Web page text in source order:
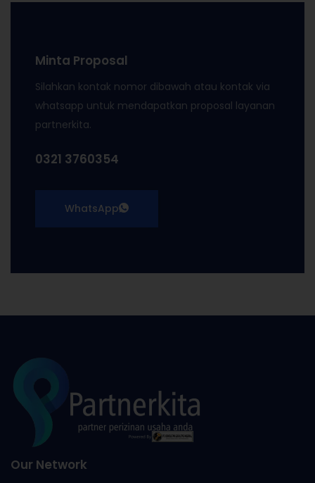
Minta Proposal
Silahkan kontak nomor dibawah atau kontak via
whatsapp untuk mendapatkan proposal layanan
partnerkita.
0321 3760354
WhatsApp
Our Network